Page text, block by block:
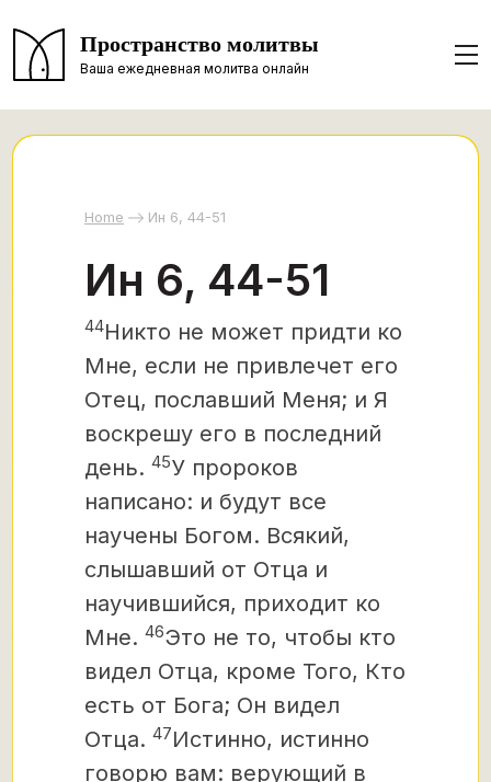
Пространство молитвы
Ваша ежедневная молитва онлайн
Home Ин 6, 44-51
Ин 6, 44-51
44Никто не может придти ко
Мне, если не привлечет его
Отец, пославший Меня; и Я
воскрешу его в последний
день. 45У пророков
написано: и будут все
научены Богом. Всякий,
слышавший от Отца и
научившийся, приходит ко
Мне. 46Это не то, чтобы кто
видел Отца, кроме Того, Кто
есть от Бога; Он видел
Отца. 47Истинно, истинно
говорю вам: верующий в